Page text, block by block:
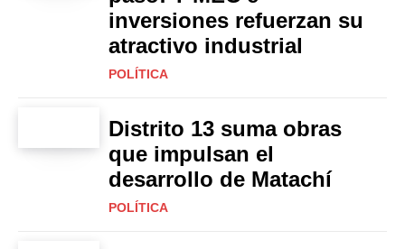
inversiones refuerzan su
atractivo industrial
POLÍTICA
Distrito 13 suma obras
que impulsan el
desarrollo de Matachí
POLÍTICA